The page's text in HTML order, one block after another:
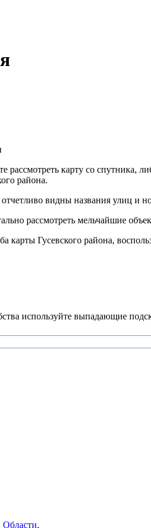
рассмотреть карту со
района.
видны названия улиц и
рассмотреть мельчайшие
Гусевского района,
используйте выпадающие
Области.